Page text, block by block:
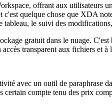
offrant aux
quelque chose que XDA
le suivi des
gratuit dans le nuage.
transparent aux fichiers et à
avec un outil de
certain compte tenu des prix